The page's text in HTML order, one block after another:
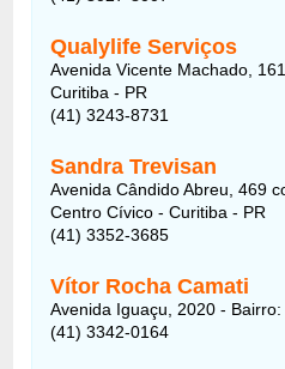
Qualylife Serviços
Avenida Vicente Machado,
Curitiba - PR
(41) 3243-8731
Sandra Trevisan
Avenida Cândido Abreu, 469
Centro Cívico - Curitiba - PR
(41) 3352-3685
Vítor Rocha Camati
Avenida Iguaçu, 2020 -
(41) 3342-0164